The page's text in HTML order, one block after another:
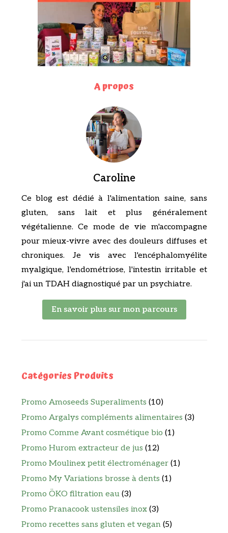
A propos
Caroline
Ce blog est dédié à l'alimentation saine, sans
gluten, sans lait et plus généralement
végétalienne. Ce mode de vie m'accompagne
pour mieux-vivre avec des douleurs diffuses et
chroniques. Je vis avec l'encéphalomyélite
myalgique, l'endométriose, l'intestin irritable et
j'ai un TDAH diagnostiqué par un psychiatre.
En savoir plus sur mon parcours
Catégories Produits
Promo Amoseeds Superaliments (10)
Promo Argalys compléments alimentaires (3)
Promo Comme Avant cosmétique bio (1)
Promo Hurom extracteur de jus (12)
Promo Moulinex petit électroménager (1)
Promo My Variations brosse à dents (1)
Promo ÖKO filtration eau (3)
Promo Pranacook ustensiles inox (3)
Promo recettes sans gluten et vegan (5)